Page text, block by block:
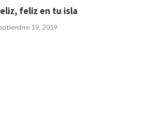
feliz en tu isla
19, 2019